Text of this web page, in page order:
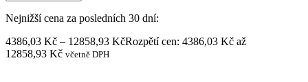
Nejnižší cena za posledních 30 dní:
4386,03 Kč – 12858,93 KčRozpětí cen: 4386,03 Kč až
12858,93 Kč včetně DPH